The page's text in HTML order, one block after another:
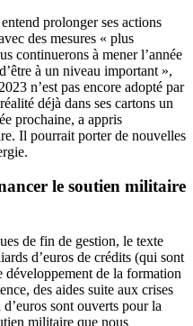
prolonger ses actions
des mesures « plus
continuerons à mener l’année
à un niveau important »,
n’est pas encore adopté par
déjà dans ses cartons un
prochaine, a appris
Il pourrait porter de nouvelles
le soutien militaire
de fin de gestion, le texte
d’euros de crédits (qui sont
de la formation
des aides suite aux crises
sont ouverts pour la
militaire que nous